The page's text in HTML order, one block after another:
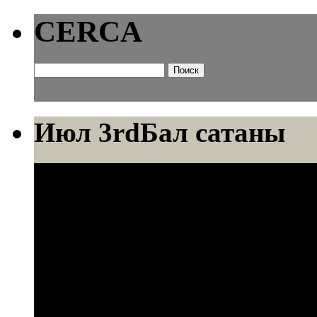
CERCA
Июл 3rdБал сатаны